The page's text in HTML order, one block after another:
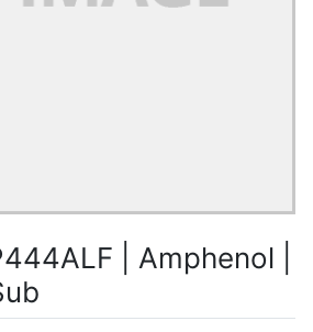
| Amphenol |